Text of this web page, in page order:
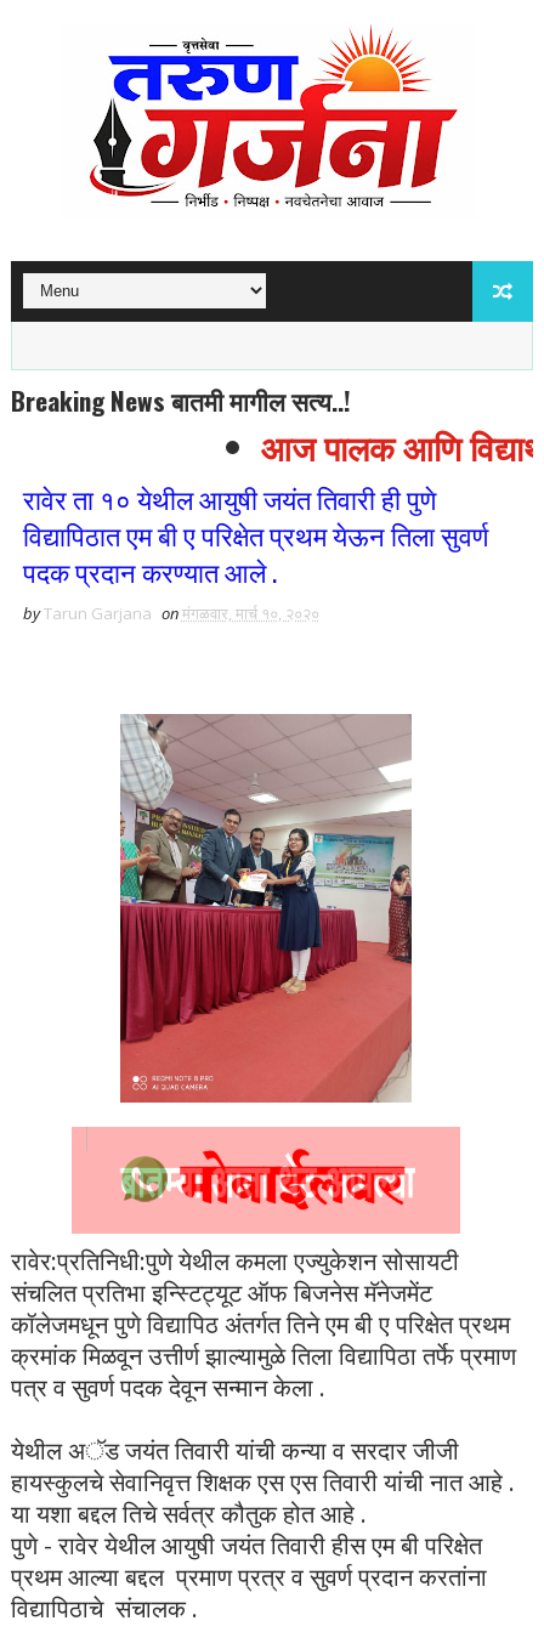
Breaking News बातमी मागील सत्य..!
आज पालक आणि
रावेर ता १० येथील आयुषी जयंत तिवारी ही पुणे
विद्यापिठात एम बी ए परिक्षेत प्रथम येऊन तिला सुवर्ण
पदक प्रदान करण्यात आले .
byTarun Garjana onमंगळवार, मार्च १०, २०२०
रावेर:प्रतिनिधी:पुणे येथील कमला एज्युकेशन सोसायटी
संचलित प्रतिभा इन्स्टिट्यूट ऑफ बिजनेस मॅनेजमेंट
कॉलेजमधून पुणे विद्यापिठ अंतर्गत तिने एम बी ए परिक्षेत प्रथम
क्रमांक मिळवून उत्तीर्ण झाल्यामुळे तिला विद्यापिठा तर्फे प्रमाण
पत्र व सुवर्ण पदक देवून सन्मान केला .
येथील अॅड जयंत तिवारी यांची कन्या व सरदार जीजी
हायस्कुलचे सेवानिवृत्त शिक्षक एस एस तिवारी यांची नात आहे .
या यशा बद्दल तिचे सर्वत्र कौतुक होत आहे .
पुणे - रावेर येथील आयुषी जयंत तिवारी हीस एम बी परिक्षेत
प्रथम आल्या बद्दल प्रमाण प्रत्र व सुवर्ण प्रदान करतांना
विद्यापिठाचे संचालक .